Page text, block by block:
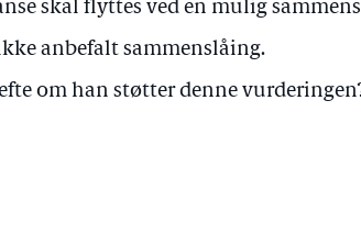
skal flyttes ved en mulig
anbefalt sammenslåing.
om han støtter denne